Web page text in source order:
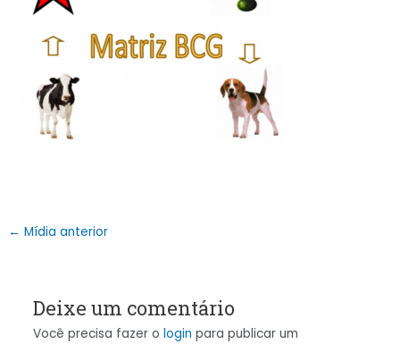
← Mídia anterior
Deixe um comentário
Você precisa fazer o login para publicar um